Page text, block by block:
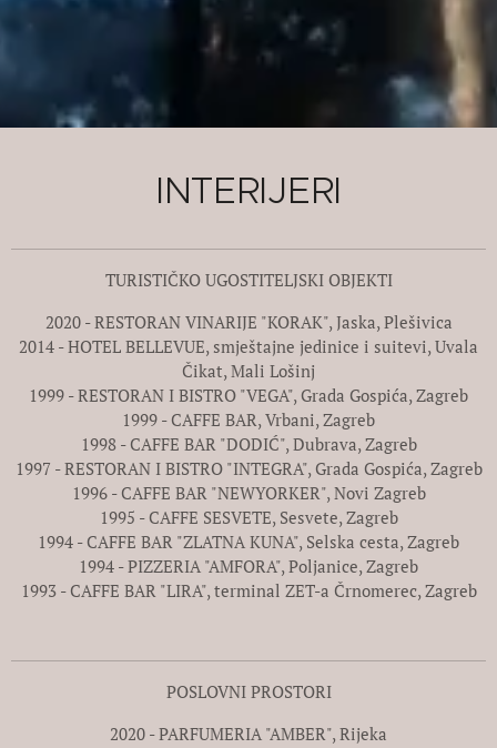
INTERIJERI
TURISTIČKO UGOSTITELJSKI OBJEKTI
2020 - RESTORAN VINARIJE "KORAK", Jaska, Plešivica
2014 - HOTEL BELLEVUE, smještajne jedinice i suitevi, Uvala
Čikat, Mali Lošinj
1999 - RESTORAN I BISTRO "VEGA", Grada Gospića, Zagreb
1999 - CAFFE BAR, Vrbani, Zagreb
1998 - CAFFE BAR "DODIĆ", Dubrava, Zagreb
1997 - RESTORAN I BISTRO "INTEGRA", Grada Gospića, Zagreb
1996 - CAFFE BAR "NEWYORKER", Novi Zagreb
1995 - CAFFE SESVETE, Sesvete, Zagreb
1994 - CAFFE BAR "ZLATNA KUNA", Selska cesta, Zagreb
1994 - PIZZERIA "AMFORA", Poljanice, Zagreb
1993 - CAFFE BAR "LIRA", terminal ZET-a Črnomerec, Zagreb
POSLOVNI PROSTORI
2020 - PARFUMERIA "AMBER", Rijeka